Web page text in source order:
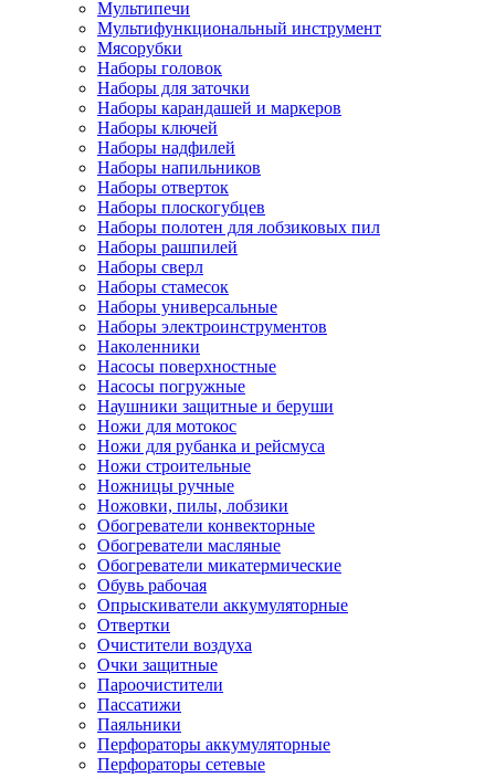
Мультипечи
Мультифункциональный инструмент
Мясорубки
Наборы головок
Наборы для заточки
Наборы карандашей и маркеров
Наборы ключей
Наборы надфилей
Наборы напильников
Наборы отверток
Наборы плоскогубцев
Наборы полотен для лобзиковых пил
Наборы рашпилей
Наборы сверл
Наборы стамесок
Наборы универсальные
Наборы электроинструментов
Наколенники
Насосы поверхностные
Насосы погружные
Наушники защитные и беруши
Ножи для мотокос
Ножи для рубанка и рейсмуса
Ножи строительные
Ножницы ручные
Ножовки, пилы, лобзики
Обогреватели конвекторные
Обогреватели масляные
Обогреватели микатермические
Обувь рабочая
Опрыскиватели аккумуляторные
Отвертки
Очистители воздуха
Очки защитные
Пароочистители
Пассатижи
Паяльники
Перфораторы аккумуляторные
Перфораторы сетевые